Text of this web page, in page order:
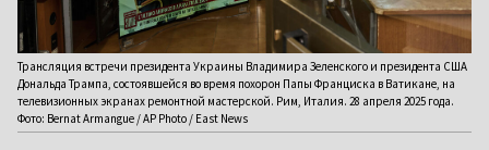
Трансляция встречи президента Украины Владимира Зеленского и президента США
Дональда Трампа, состоявшейся во время похорон Папы Франциска в Ватикане, на
телевизионных экранах ремонтной мастерской. Рим, Италия. 28 апреля 2025 года.
Фото: Bernat Armangue / AP Photo / East News